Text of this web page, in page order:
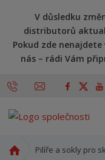
V důsledku
distributorů
Pokud zde
nás – rádi Vám
Pilíře a sokly pro